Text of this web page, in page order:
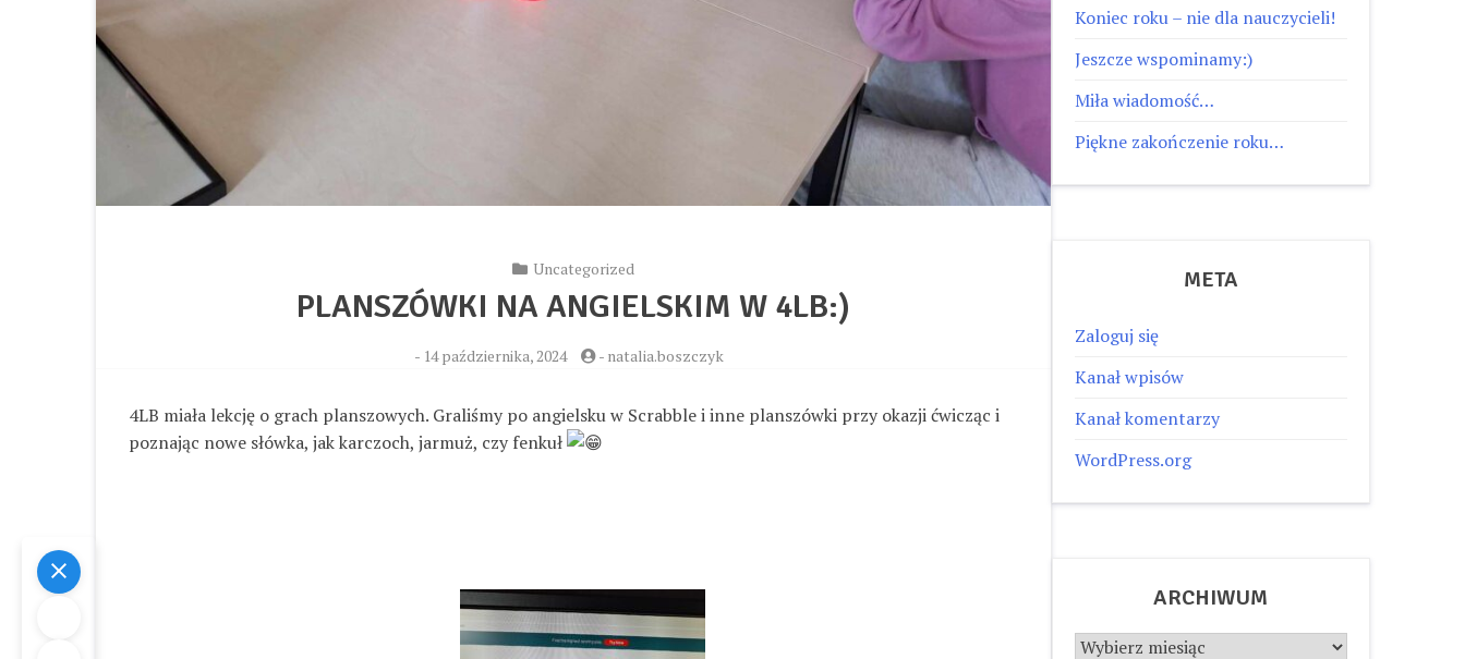
Uncategorized
PLANSZÓWKI NA ANGIELSKIM W 4LB:)
- 14 października, 2024 - natalia.boszczyk
4LB miała lekcję o grach planszowych. Graliśmy po angielsku w Scrabble i inne planszówki przy okazji ćwicząc i
poznając nowe słówka, jak karczoch, jarmuż, czy fenkuł
Koniec roku – nie dla nauczycieli!
Jeszcze wspominamy:)
Miła wiadomość…
Piękne zakończenie roku…
META
Zaloguj się
Kanał wpisów
Kanał komentarzy
WordPress.org
ARCHIWUM
Archiwum